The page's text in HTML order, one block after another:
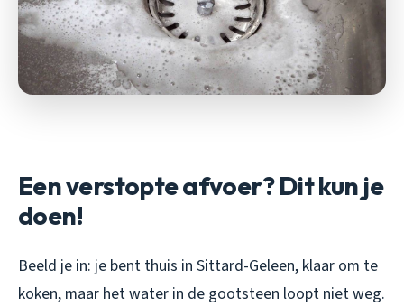
Een verstopte afvoer? Dit kun je
doen!
Beeld je in: je bent thuis in Sittard-Geleen, klaar om te
koken, maar het water in de gootsteen loopt niet weg.